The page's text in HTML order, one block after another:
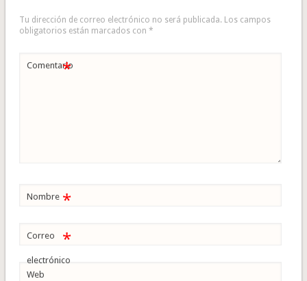
Tu dirección de correo electrónico no será publicada. Los campos
obligatorios están marcados con *
Comentario
*
Nombre *
Correo
electrónico
*
Web